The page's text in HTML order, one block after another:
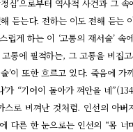
심’으로부터 역사적 사건과 그
듣는다. 전하는 이도 전해 듣는
럽게 하는 이 ‘고통의 재서술’ 속
통에 필적하는, 그 고통을 비집
’이 또한 흐르고 있다. 죽음에 가
’가 “기어이 돌아가 껴안을 네
스로 비껴난 것처럼. 인선의 아버
다른 한 눈으로는 인선의 “몸 너